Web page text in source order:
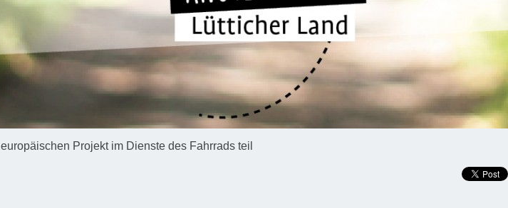
Projekt im Dienste des Fahrrads teil